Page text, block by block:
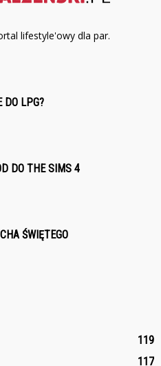
lifestyle'owy dla par.
DO LPG?
DO THE SIMS 4
ŚWIĘTEGO
119
117